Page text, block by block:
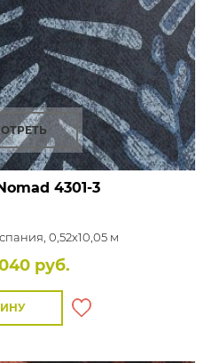
4301-3
0,52x10,05 м
руб.